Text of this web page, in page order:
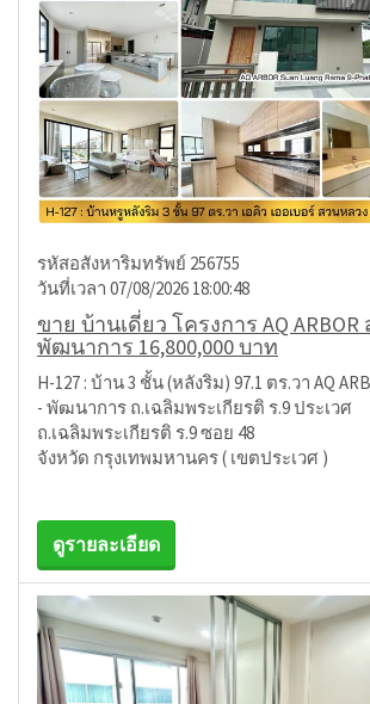
รหัสอสังหาริมทรัพย์ 256755
วันที่เวลา 07/08/2026 18:00:48
ขาย บ้านเดี่ยว โครงการ AQ ARBOR
พัฒนาการ 16,800,000 บาท
H-127 : บ้าน 3 ชั้น (หลังริม) 97.1 ตร.วา AQ
- พัฒนาการ ถ.เฉลิมพระเกียรติ ร.9 ประเวศ
ถ.เฉลิมพระเกียรติ ร.9 ซอย 48
จังหวัด กรุงเทพมหานคร ( เขตประเวศ )
ดูรายละเอียด